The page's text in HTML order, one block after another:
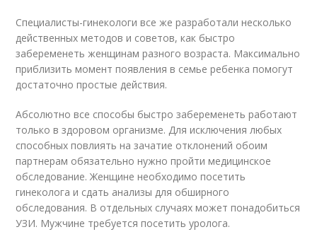
Специалисты-гинекологи все же разработали несколько
действенных методов и советов, как быстро
забеременеть женщинам разного возраста. Максимально
приблизить момент появления в семье ребенка помогут
достаточно простые действия.
Абсолютно все способы быстро забеременеть работают
только в здоровом организме. Для исключения любых
способных повлиять на зачатие отклонений обоим
партнерам обязательно нужно пройти медицинское
обследование. Женщине необходимо посетить
гинеколога и сдать анализы для обширного
обследования. В отдельных случаях может понадобиться
УЗИ. Мужчине требуется посетить уролога.